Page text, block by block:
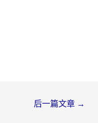
后一篇文章 →